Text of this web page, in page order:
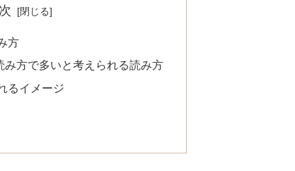
方
み方で多いと考えられる読み方
るイメージ